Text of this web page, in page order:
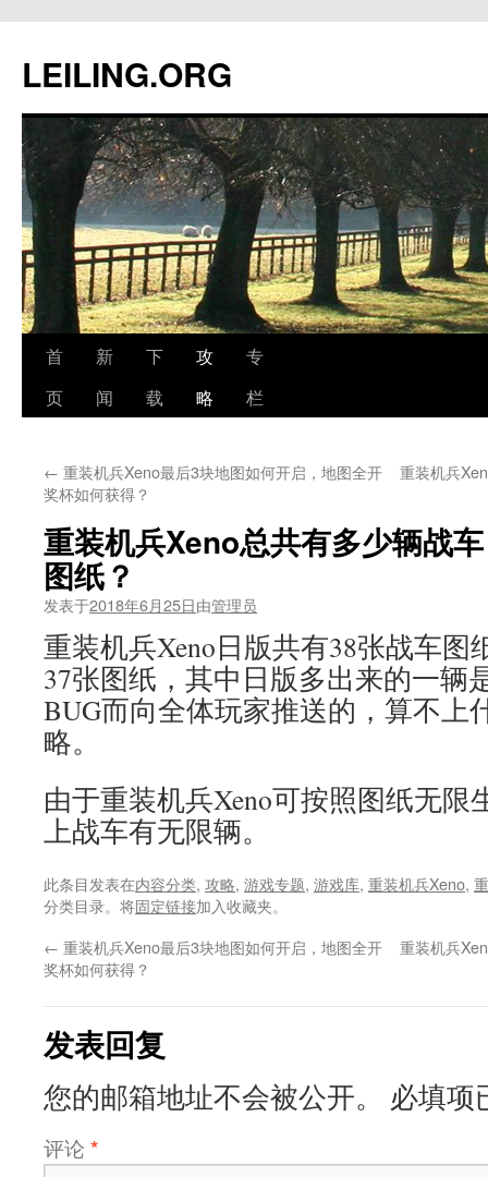
文
LEILING.ORG
首
页
新
闻
下
载
攻
略
专
栏
← 重装机兵Xeno最后3块地图如何开启，地图全开
奖杯如何获得？
重装机兵
重装机兵Xeno总共有多少辆战
图纸？
发表于2018年6月25日由管理员
重装机兵Xeno日版共有38张战车图
37张图纸，其中日版多出来的一辆
BUG而向全体玩家推送的，算不上
略。
由于重装机兵Xeno可按照图纸无限
上战车有无限辆。
此条目发表在内容分类, 攻略, 游戏专题, 游戏库, 重装机兵Xeno,
分类目录。将固定链接加入收藏夹。
← 重装机兵Xeno最后3块地图如何开启，地图全开
奖杯如何获得？
重装机兵
发表回复
您的邮箱地址不会被公开。 必填项
评论 *